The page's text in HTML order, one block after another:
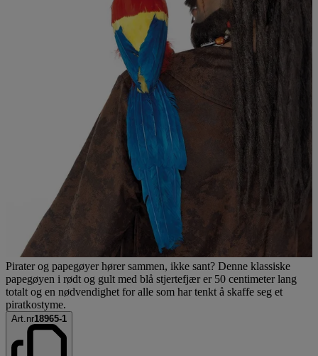
Pirater og papegøyer hører sammen, ikke sant? Denne klassiske
papegøyen i rødt og gult med blå stjertefjær er 50 centimeter lang
totalt og en nødvendighet for alle som har tenkt å skaffe seg et
piratkostyme.
Art.nr18965-1